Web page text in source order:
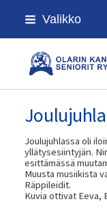
Siirry
sivun
Valikko
Joulujuhlassa oli
yllätysesiintyjän.
esittämässä
Muusta musiikista
Räppileidit.
Kuvia ottivat Eeva,